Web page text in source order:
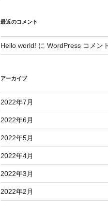
最近のコメント
Hello world! に WordPress コメン
アーカイブ
2022年7月
2022年6月
2022年5月
2022年4月
2022年3月
2022年2月